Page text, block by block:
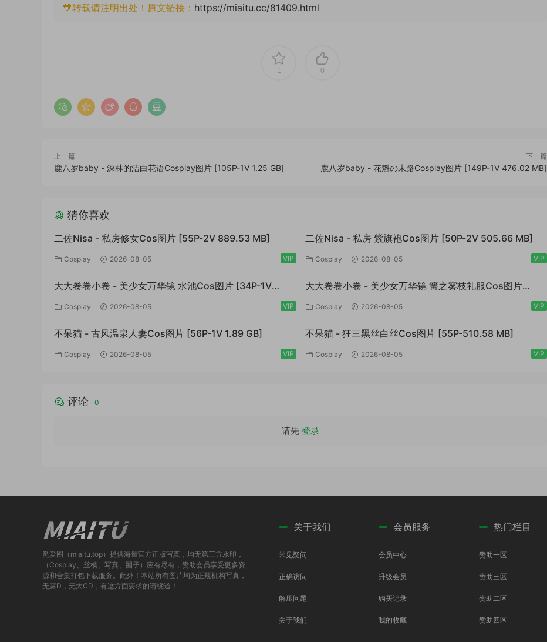
🧡转载请注明出处！原文链接： https://miaitu.cc/81409.html
1 0
上一篇
鹿八岁baby - 深林的洁白花语Cosplay图片 [105P-1V 1.25 GB]
下一篇
鹿八岁baby - 花魁の末路Cosplay图片 [149P-1V 476.02 MB]
猜你喜欢
二佐Nisa - 私房修女Cos图片 [55P-2V 889.53 MB]
Cosplay 2026-08-05 VIP
二佐Nisa - 私房 紫旗袍Cos图片 [50P-2V 505.66 MB]
Cosplay 2026-08-05 VIP
大大卷卷小卷 - 美少女万华镜 水池Cos图片 [34P-1V
994.01 MB]
Cosplay 2026-08-05 VIP
大大卷卷小卷 - 美少女万华镜 篝之雾枝礼服Cos图片
[30P-142.8 MB]
Cosplay 2026-08-05 VIP
不呆猫 - 古风温泉人妻Cos图片 [56P-1V 1.89 GB]
Cosplay 2026-08-05 VIP
不呆猫 - 狂三黑丝白丝Cos图片 [55P-510.58 MB]
Cosplay 2026-08-05 VIP
评论 0
请先 登录
觅爱图（miaitu.top）提供海量官方正版写真，均无第三方水印，
（Cosplay、丝模、写真、圈子）应有尽有，赞助会员享受更多资
源和合集打包下载服务。此外！本站所有图片均为正规机构写真，
无露D，无大CD，有这方面要求的请绕道！
关于我们
常见疑问
正确访问
解压问题
关于我们
会员服务
会员中心
升级会员
购买记录
我的收藏
热门栏目
赞助一区
赞助三区
赞助二区
赞助四区